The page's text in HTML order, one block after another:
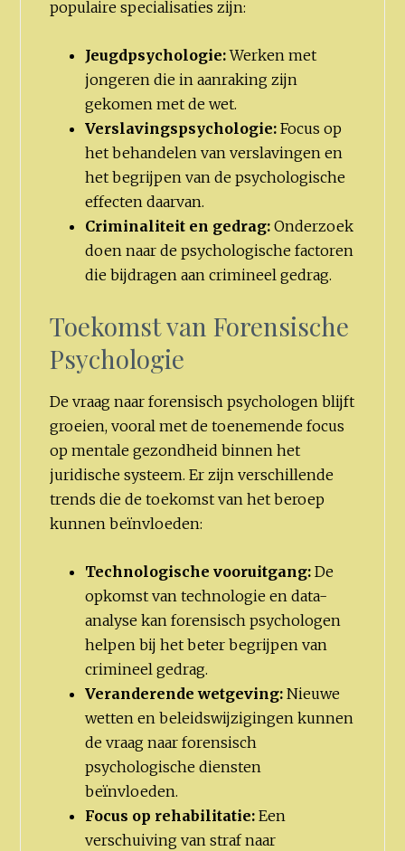
populaire specialisaties zijn:
Jeugdpsychologie:Werken met
jongeren die in aanraking zijn
gekomen met de wet.
Verslavingspsychologie:Focus op
het behandelen van verslavingen en
het begrijpen van de psychologische
effecten daarvan.
Criminaliteit en gedrag:Onderzoek
doen naar de psychologische factoren
die bijdragen aan crimineel gedrag.
Toekomst van Forensische
Psychologie
De vraag naar forensisch psychologen blijft
groeien, vooral met de toenemende focus
op mentale gezondheid binnen het
juridische systeem. Er zijn verschillende
trends die de toekomst van het beroep
kunnen beïnvloeden:
Technologische vooruitgang:De
opkomst van technologie en data-
analyse kan forensisch psychologen
helpen bij het beter begrijpen van
crimineel gedrag.
Veranderende wetgeving:Nieuwe
wetten en beleidswijzigingen kunnen
de vraag naar forensisch
psychologische diensten
beïnvloeden.
Focus op rehabilitatie:Een
verschuiving van straf naar